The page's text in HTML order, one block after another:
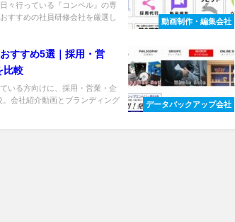
々行っている『コンペル』の専
すすめの社員研修会社を厳選し
動画制作・編集会社
すすめ5選｜採用・営
比較
いる方向けに、採用・営業・企
会社紹介動画とブランディング
データバックアップ会社